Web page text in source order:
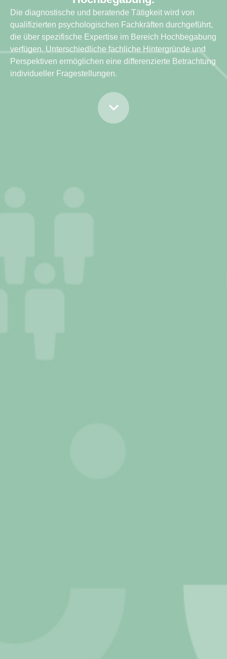
Die diagnostische und beratende Tätigkeit wird von
qualifizierten psychologischen Fachkräften durchgeführt,
die über spezifische Expertise im Bereich Hochbegabung
verfügen. Unterschiedliche fachliche Hintergründe und
Perspektiven ermöglichen eine differenzierte Betrachtung
individueller Fragestellungen.